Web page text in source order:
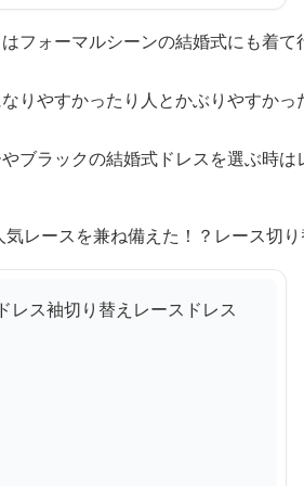
フォーマルシーンの結婚式にも着て
りやすかったり人とかぶりやすかっ
ブラックの結婚式ドレスを選ぶ時
レースを兼ね備えた！？レース切